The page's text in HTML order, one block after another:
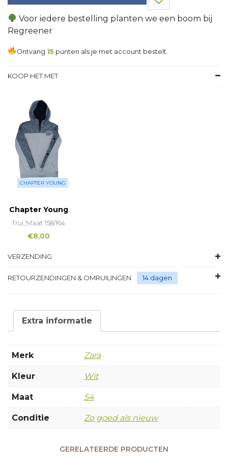
Voor iedere bestelling planten we een boom bij
Regreener
Ontvang 15 punten als je met account bestelt.
KOOP HET MET
CHAPTER YOUNG
Chapter Young
Trui, Maat 158/164
€8,00
VERZENDING
RETOURZENDINGEN & OMRUILINGEN 14 dagen
Extra informatie
Merk Zara
Kleur Wit
Maat 54
Conditie Zo goed als nieuw
GERELATEERDE PRODUCTEN